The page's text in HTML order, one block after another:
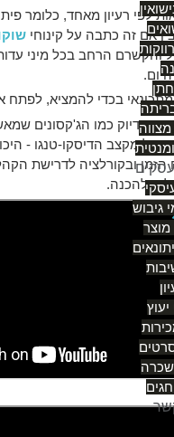
גיבוש
יעוץ
לפי רעיון מאחד, כלומר
אם זה כתבה על קינוחי
והקשרם הרחב בכל מיני
בכדי להמציא, לפתח
בדיוק כמו הג'קסונים
על מקצב הדיסקו-טנגו -
הזמן ובקורלציה לדרישת
להכנה.